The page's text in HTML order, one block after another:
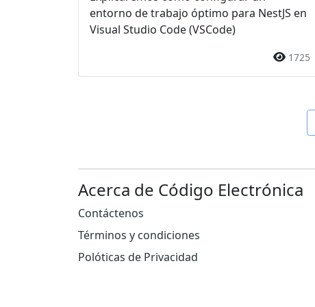
entorno de trabajo óptimo para NestJS en
Visual Studio Code (VSCode)
1725
Acerca de Código Electrónica
Contáctenos
Términos y condiciones
Polóticas de Privacidad